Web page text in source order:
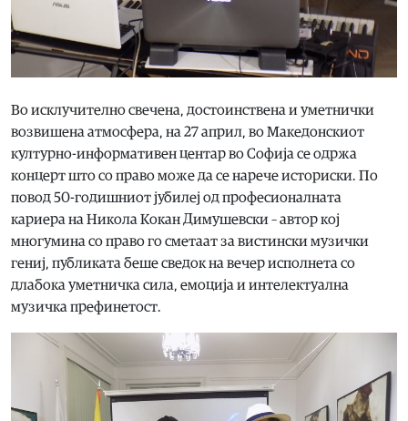
Во исклучително свечена, достоинствена и уметнички
возвишена атмосфера, на 27 април, во Македонскиот
културно-информативен центар во Софија се одржа
концерт што со право може да се нарече историски. По
повод 50-годишниот јубилеј од професионалната
кариера на Никола Кокан Димушевски – автор кој
многумина со право го сметаат за вистински музички
гениј, публиката беше сведок на вечер исполнета со
длабока уметничка сила, емоција и интелектуална
музичка префинетост.